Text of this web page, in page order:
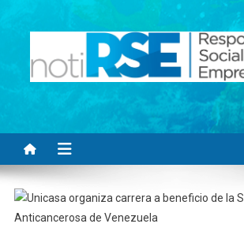
Noti RSE
Noticias con sentido responsable